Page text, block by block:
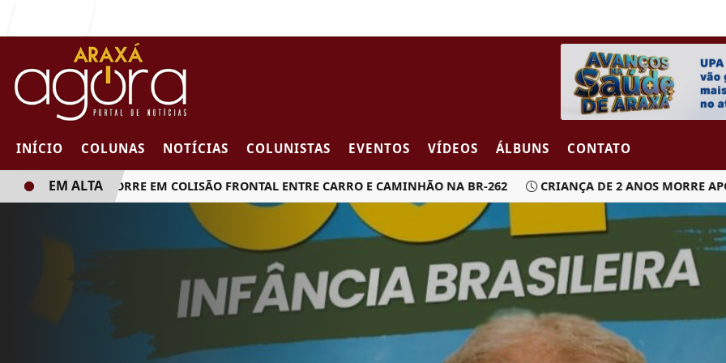
INÍCIO COLUNAS NOTÍCIAS COLUNISTAS EVENTOS VÍDEOS ÁLBUNS CONTATO
MULHER MORRE EM COLISÃO FRONTAL ENTRE CARRO E CAMINHÃO NA BR-262 CRIANÇA DE 2 ANOS MORRE APÓS
EM ALTA